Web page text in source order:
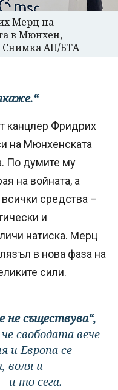
Мерц на
в Мюнхен,
Снимка АП/БТА
канцлер Фридрих
на Мюнхенската
По думите му
на войната, а
средства –
и
натиска. Мерц
в нова фаза на
сили.
не съществува“,
свободата вече
и Европа се
воля и
и то сега.